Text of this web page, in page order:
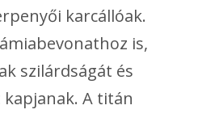
karcállóak.
is,
szilárdságát és
A titán